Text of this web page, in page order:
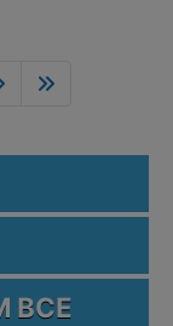
BCE